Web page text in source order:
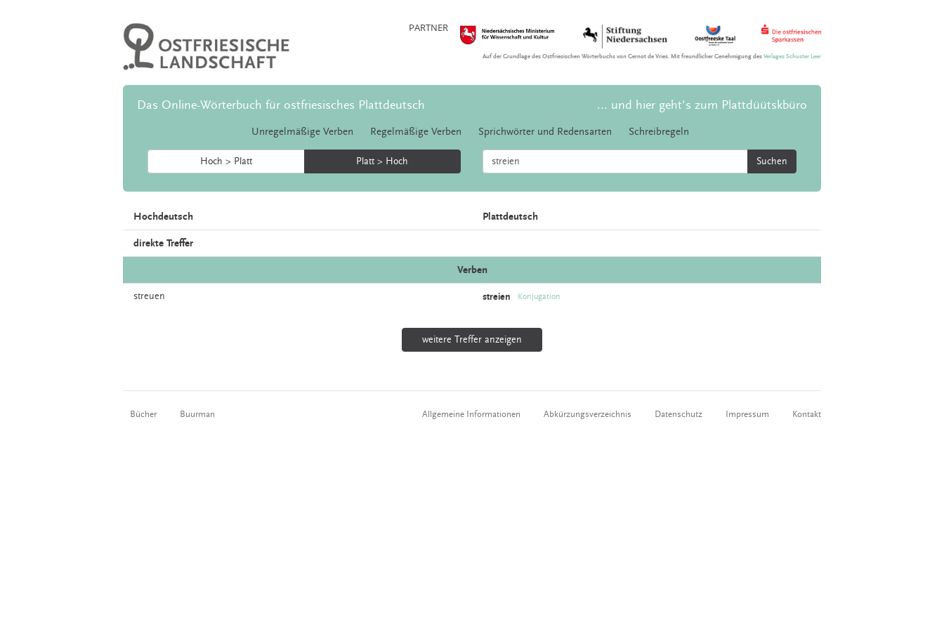
PARTNER
Auf der Grundlage des Ostfriesischen Wörterbuchs von Gernot de Vries. Mit freundlicher Genehmigung desVerlages Schuster Leer
Das Online-Wörterbuch für ostfriesisches Plattdeutsch ... und hier geht's zum Plattdüütskbüro
Unregelmäßige Verben Regelmäßige Verben Sprichwörter und Redensarten Schreibregeln
Hoch > Platt Platt > Hoch Suchen
Hochdeutsch Plattdeutsch
direkte Treffer
Verben
streuen streien Konjugation
weitere Treffer anzeigen
Bücher Buurman Allgemeine Informationen Abkürzungsverzeichnis Datenschutz Impressum Kontakt